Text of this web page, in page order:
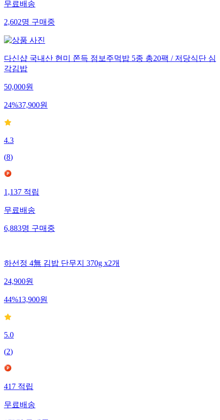
무료배송
2,602명구매중
다신샵 국내산 현미 쫀득 점보주먹밥 5종 총20팩 / 저당식단 심
각김밥
50,000원
24%37,900원
4.3
(8)
1,137적립
무료배송
6,883명구매중
하선정 4無 김밥 단무지 370g x2개
24,900원
44%13,900원
5.0
(2)
417적립
무료배송